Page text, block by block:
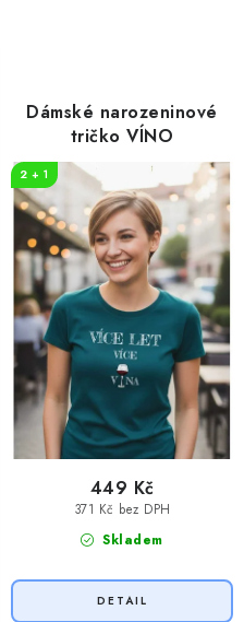
Dámské narozeninové
tričko VÍNO
2 + 1
Skladem
371 Kč bez DPH
449 Kč